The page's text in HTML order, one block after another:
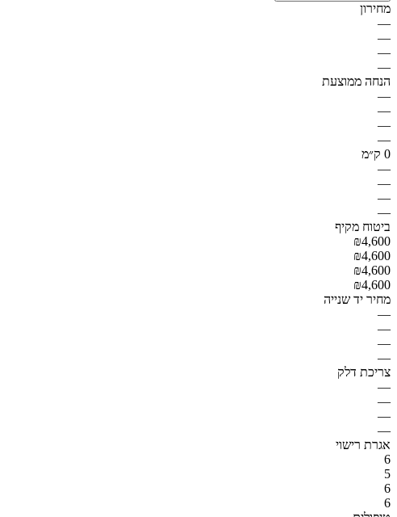
מחירון
—
—
—
—
הנחה ממוצעת
—
—
—
—
0 ק״מ
—
—
—
—
ביטוח מקיף
₪4,600
₪4,600
₪4,600
₪4,600
מחיר יד שנייה
—
—
—
—
צריכת דלק
—
—
—
—
אגרת רישוי
6
5
6
6